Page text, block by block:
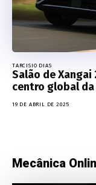
TARCISIO DIAS
Salão de
centro global
19 DE ABRIL DE 2025
Mecânica